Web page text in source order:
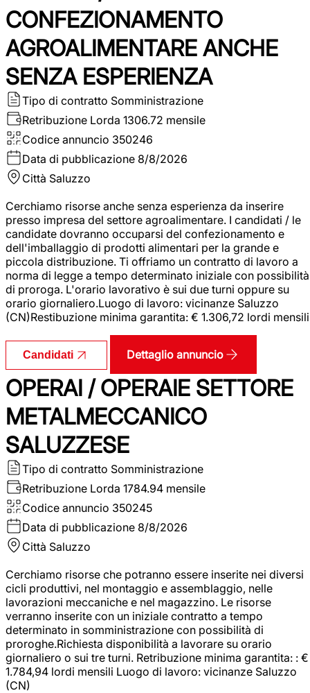
CONFEZIONAMENTO
AGROALIMENTARE ANCHE
SENZA ESPERIENZA
Tipo di contratto Somministrazione
Retribuzione Lorda 1306.72 mensile
Codice annuncio 350246
Data di pubblicazione 8/8/2026
Città Saluzzo
Cerchiamo risorse anche senza esperienza da inserire
presso impresa del settore agroalimentare. I candidati / le
candidate dovranno occuparsi del confezionamento e
dell'imballaggio di prodotti alimentari per la grande e
piccola distribuzione. Ti offriamo un contratto di lavoro a
norma di legge a tempo determinato iniziale con possibilità
di proroga. L'orario lavorativo è sui due turni oppure su
orario giornaliero.Luogo di lavoro: vicinanze Saluzzo
(CN)Restibuzione minima garantita: € 1.306,72 lordi mensili
Candidati Dettaglio annuncio
OPERAI / OPERAIE SETTORE
METALMECCANICO
SALUZZESE
Tipo di contratto Somministrazione
Retribuzione Lorda 1784.94 mensile
Codice annuncio 350245
Data di pubblicazione 8/8/2026
Città Saluzzo
Cerchiamo risorse che potranno essere inserite nei diversi
cicli produttivi, nel montaggio e assemblaggio, nelle
lavorazioni meccaniche e nel magazzino. Le risorse
verranno inserite con un iniziale contratto a tempo
determinato in somministrazione con possibilità di
proroghe.Richiesta disponibilità a lavorare su orario
giornaliero o sui tre turni. Retribuzione minima garantita: : €
1.784,94 lordi mensili Luogo di lavoro: vicinanze Saluzzo
(CN)